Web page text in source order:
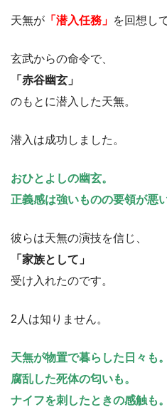
天無が 「潜入任務」 を回想し
玄武からの命令で、
「赤谷幽玄」
のもとに潜入した天無。
潜入は成功しました。
おひとよしの幽玄。
正義感は強いものの要領が悪
彼らは天無の演技を信じ、
「家族として」
受け入れたのです。
2人は知りません。
天無が物置で暮らした日々も。
腐乱した死体の匂いも。
ナイフを刺したときの感触も。